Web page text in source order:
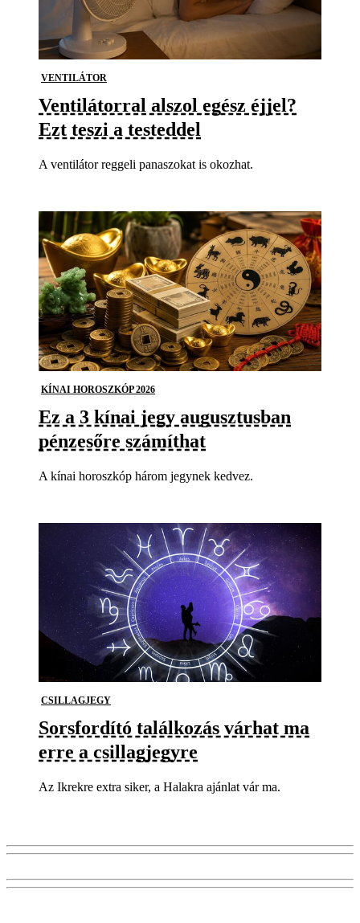
VENTILÁTOR
Ventilátorral alszol egész éjjel?
Ezt teszi a testeddel
A ventilátor reggeli panaszokat is okozhat.
KÍNAI HOROSZKÓP 2026
Ez a 3 kínai jegy augusztusban
pénzesőre számíthat
A kínai horoszkóp három jegynek kedvez.
CSILLAGJEGY
Sorsfordító találkozás várhat ma
erre a csillagjegyre
Az Ikrekre extra siker, a Halakra ajánlat vár ma.